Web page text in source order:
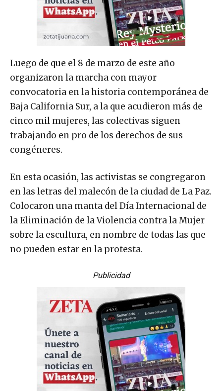
Luego de que el 8 de marzo de este año
organizaron la marcha con mayor
convocatoria en la historia contemporánea de
Baja California Sur, a la que acudieron más de
cinco mil mujeres, las colectivas siguen
trabajando en pro de los derechos de sus
congéneres.
En esta ocasión, las activistas se congregaron
en las letras del malecón de la ciudad de La Paz.
Colocaron una manta del Día Internacional de
la Eliminación de la Violencia contra la Mujer
sobre la escultura, en nombre de todas las que
no pueden estar en la protesta.
Publicidad